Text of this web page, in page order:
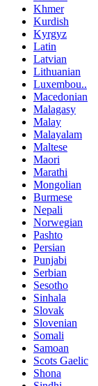
Khmer
Kurdish
Kyrgyz
Latin
Latvian
Lithuanian
Luxembou..
Macedonian
Malagasy
Malay
Malayalam
Maltese
Maori
Marathi
Mongolian
Burmese
Nepali
Norwegian
Pashto
Persian
Punjabi
Serbian
Sesotho
Sinhala
Slovak
Slovenian
Somali
Samoan
Scots Gaelic
Shona